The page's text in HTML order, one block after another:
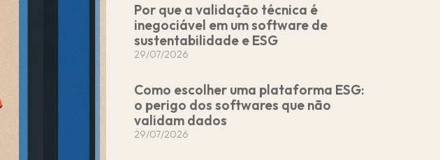
Por que a validação técnica é
inegociável em um software de
sustentabilidade e ESG
29/07/2026
Como escolher uma plataforma ESG:
o perigo dos softwares que não
validam dados
29/07/2026